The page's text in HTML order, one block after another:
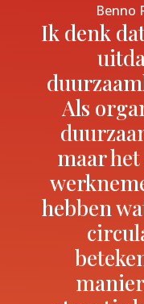
Benno
Ik denk
Als
maar
hebben